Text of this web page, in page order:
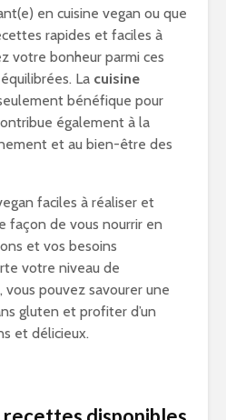
en cuisine vegan ou que
rapides et faciles à
votre bonheur parmi ces
La cuisine
bénéfique pour
également à la
et au bien-être des
faciles à réaliser et
façon de vous nourrir en
et vos besoins
votre niveau de
pouvez savourer une
gluten et profiter d’un
et délicieux.